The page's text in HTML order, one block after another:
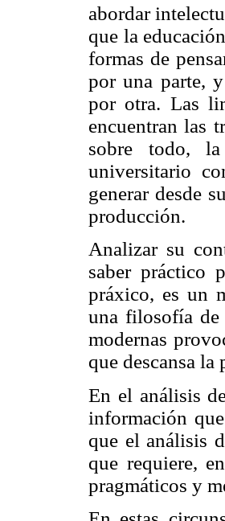
abordar
que la
formas de
por una parte,
por otra. Las
encuentran las
sobre todo,
universitario
generar desde
producción.
Analizar su
saber práctico
práxico, es un
una filosofía de
modernas
que descansa la
En el análisis
información
que el análisis
que requiere,
pragmáticos y